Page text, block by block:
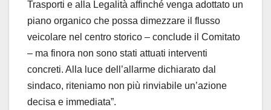
Trasporti e alla Legalità affinché venga adottato un
piano organico che possa dimezzare il flusso
veicolare nel centro storico – conclude il Comitato
– ma finora non sono stati attuati interventi
concreti. Alla luce dell’allarme dichiarato dal
sindaco, riteniamo non più rinviabile un’azione
decisa e immediata”.